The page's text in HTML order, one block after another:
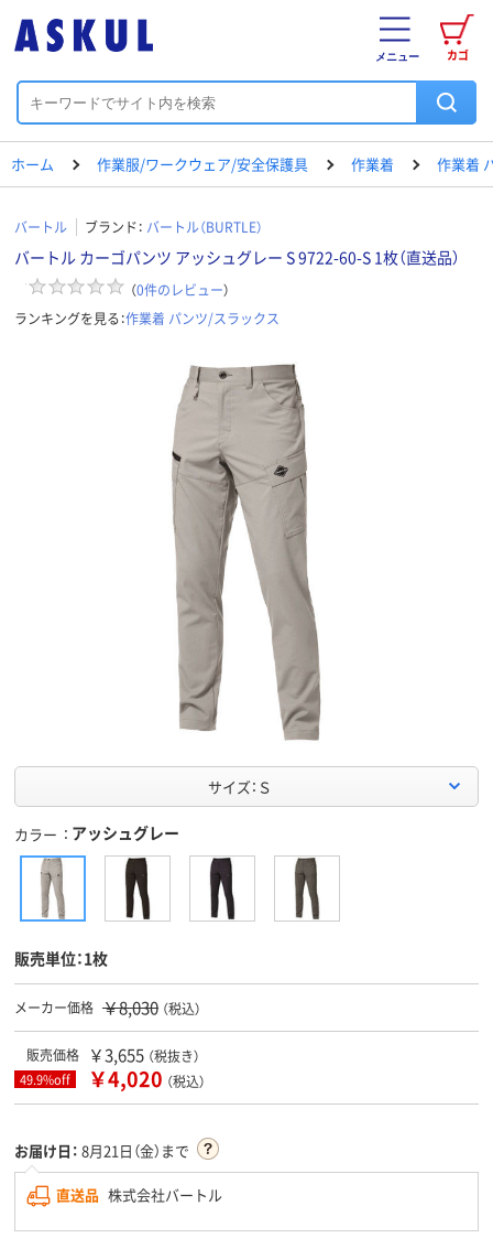
カゴ
メニュー
ホーム 作業服/ワークウェア/安全保護具 作業着 作業着
バートル ブランド： バートル（BURTLE）
バートル カーゴパンツ アッシュグレー S 9722-60-S 1枚（直送品）
（0件のレビュー）
ランキングを見る：作業着 パンツ/スラックス
サイズ：Ｓ
カラー アッシュグレー
販売単位：1枚
メーカー価格 ￥8,030 （税込）
販売価格 ￥3,655 （税抜き）
49.9%off ￥4,020 （税込）
お届け日： 8月21日（金）まで
直送品 株式会社バートル